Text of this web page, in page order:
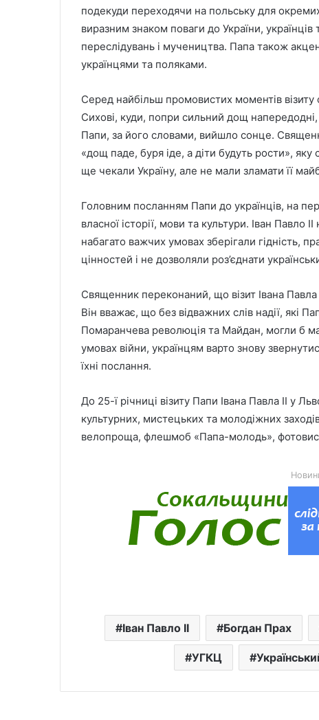
подекуди переходячи на польську для
виразним знаком поваги до України,
переслідувань і мучеництва. Папа також
українцями та поляками.
Серед найбільш промовистих моментів
Сихові, куди, попри сильний дощ напередодні,
Папи, за його словами, вийшло сонце.
«дощ паде, буря іде, а діти будуть рости»,
ще чекали Україну, але не мали зламати її
Головним посланням Папи до українців, на
власної історії, мови та культури. Іван Павло
набагато важчих умовах зберігали гідність,
цінностей і не дозволяли роз’єднати
Священник переконаний, що візит Івана
Він вважає, що без відважних слів надії, які
Помаранчева революція та Майдан, могли б
умовах війни, українцям варто знову
їхні послання.
До 25-ї річниці візиту Папи Івана Павла ІІ у
культурних, мистецьких та молодіжних
велопроща, флешмоб «Папа-молодь»,
Іван Павло ІІ Богдан Прах
УГКЦ